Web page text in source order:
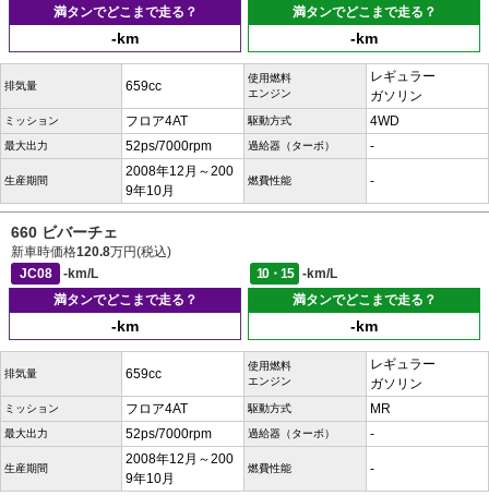
満タンでどこまで走る？
-km
満タンでどこまで走る？
-km
排気量 659cc
使用燃料
エンジン
レギュラー
ガソリン
ミッション フロア4AT 駆動方式 4WD
最大出力 52ps/7000rpm 過給器（ターボ） -
生産期間
2008年12月～200
9年10月
燃費性能 -
660 ビバーチェ
新車時価格120.8万円(税込)
JC08
-km/L 10・15
-km/L
満タンでどこまで走る？
-km
満タンでどこまで走る？
-km
排気量 659cc
使用燃料
エンジン
レギュラー
ガソリン
ミッション フロア4AT 駆動方式 MR
最大出力 52ps/7000rpm 過給器（ターボ） -
生産期間
2008年12月～200
9年10月
燃費性能 -